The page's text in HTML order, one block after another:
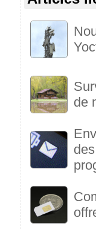
de